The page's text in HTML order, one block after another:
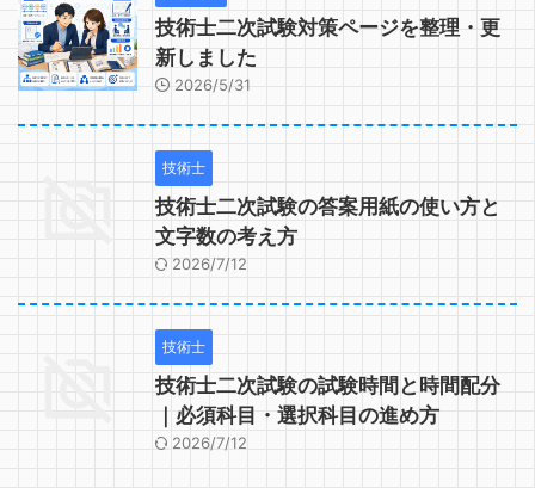
技術士二次試験対策ページを整理・更
新しました
2026/5/31
技術士
技術士二次試験の答案用紙の使い方と
文字数の考え方
2026/7/12
技術士
技術士二次試験の試験時間と時間配分
｜必須科目・選択科目の進め方
2026/7/12